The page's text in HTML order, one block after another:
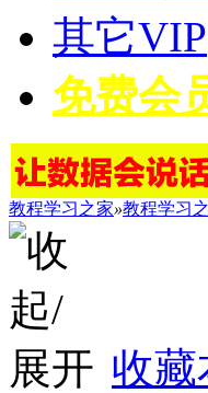
其它VIP
免费会
教程学习之家»教程学习
收藏